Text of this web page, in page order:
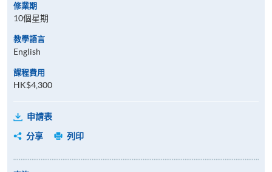
修業期
10個星期
教學語言
English
課程費用
HK$4,300
申請表
分享
列印